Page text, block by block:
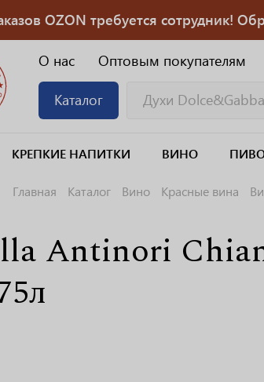
OZON требуется сотрудник!
О нас Оптовым покупателям
Каталог
КРЕПКИЕ НАПИТКИ ВИНО
Главная Каталог Вино Красные вина
Antinori